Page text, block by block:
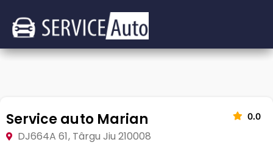
Service auto Marian 0.0
DJ664A 61, Târgu Jiu 210008